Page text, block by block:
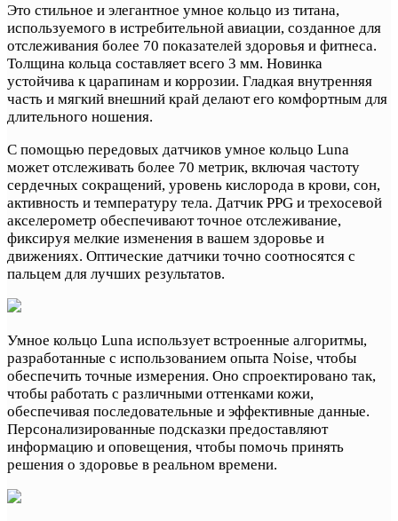
Это стильное и элегантное умное кольцо из титана,
используемого в истребительной авиации, созданное для
отслеживания более 70 показателей здоровья и фитнеса.
Толщина кольца составляет всего 3 мм. Новинка
устойчива к царапинам и коррозии. Гладкая внутренняя
часть и мягкий внешний край делают его комфортным для
длительного ношения.
С помощью передовых датчиков умное кольцо Luna
может отслеживать более 70 метрик, включая частоту
сердечных сокращений, уровень кислорода в крови, сон,
активность и температуру тела. Датчик PPG и трехосевой
акселерометр обеспечивают точное отслеживание,
фиксируя мелкие изменения в вашем здоровье и
движениях. Оптические датчики точно соотносятся с
пальцем для лучших результатов.
Умное кольцо Luna использует встроенные алгоритмы,
разработанные с использованием опыта Noise, чтобы
обеспечить точные измерения. Оно спроектировано так,
чтобы работать с различными оттенками кожи,
обеспечивая последовательные и эффективные данные.
Персонализированные подсказки предоставляют
информацию и оповещения, чтобы помочь принять
решения о здоровье в реальном времени.